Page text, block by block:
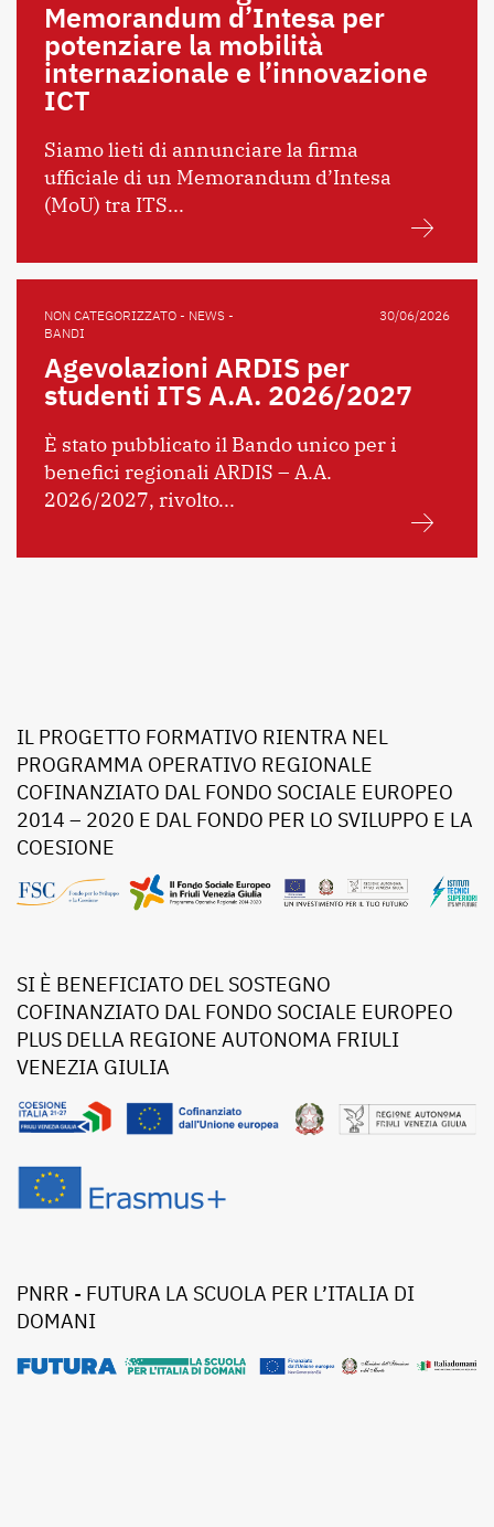
Memorandum d’Intesa per
potenziare la mobilità
internazionale e l’innovazione
ICT
Siamo lieti di annunciare la firma
ufficiale di un Memorandum d’Intesa
(MoU) tra ITS...
NON CATEGORIZZATO - NEWS -
BANDI
30/06/2026
Agevolazioni ARDIS per
studenti ITS A.A. 2026/2027
È stato pubblicato il Bando unico per i
benefici regionali ARDIS – A.A.
2026/2027, rivolto...
IL PROGETTO FORMATIVO RIENTRA NEL
PROGRAMMA OPERATIVO REGIONALE
COFINANZIATO DAL FONDO SOCIALE EUROPEO
2014 – 2020 E DAL FONDO PER LO SVILUPPO E LA
COESIONE
SI È BENEFICIATO DEL SOSTEGNO
COFINANZIATO DAL FONDO SOCIALE EUROPEO
PLUS DELLA REGIONE AUTONOMA FRIULI
VENEZIA GIULIA
PNRR - FUTURA LA SCUOLA PER L’ITALIA DI
DOMANI